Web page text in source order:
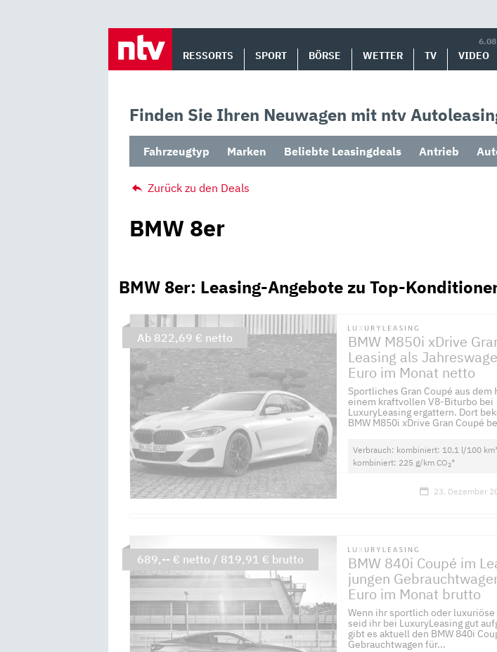
RESSORTS SPORT BÖRSE WETTER TV VIDEO
Finden Sie Ihren Neuwagen mit ntv
Fahrzeugtyp Marken Beliebte Leasingdeals Antrieb
Zurück zu den Deals
BMW 8er
BMW 8er: Leasing-Angebote zu Top-
BMW M850i xDrive
Leasing als
Euro im Monat netto
Sportliches Gran Coupé aus dem
einem kraftvollen V8-Biturbo bei
LuxuryLeasing ergattern. Dort
BMW M850i xDrive Gran Coupé
Verbrauch: kombiniert: 10,1 l/100
kombiniert: 225 g/km CO2*
23. Dezember
Ab 822,69 € netto
BMW 840i Coupé im
jungen
Euro im Monat brutto
Wenn ihr sportlich oder luxuriöse
seid ihr bei LuxuryLeasing gut
gibt es aktuell den BMW 840i
Gebrauchtwagen für...
689,-- € netto / 819,91 € brutto